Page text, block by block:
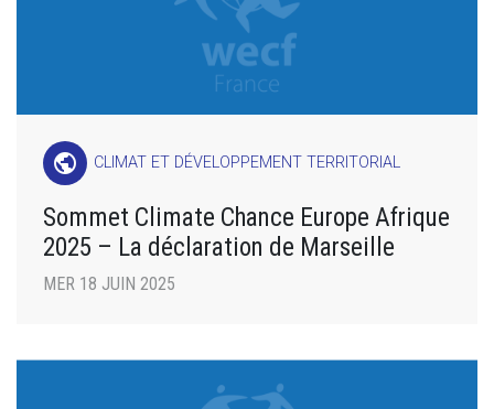
public CLIMAT ET DÉVELOPPEMENT TERRITORIAL
Sommet Climate Chance Europe Afrique
2025 – La déclaration de Marseille
MER 18 JUIN 2025